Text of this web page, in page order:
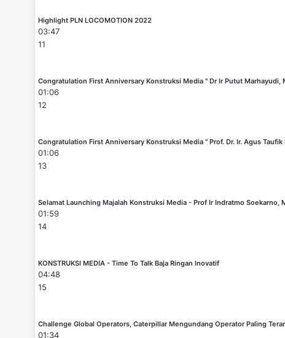
Highlight PLN LOCOMOTION 2022
03:47
11
Congratulation First Anniversary Konstruksi Media " Dr Ir Putut Marhayudi,
01:06
12
Congratulation First Anniversary Konstruksi Media " Prof. Dr. Ir. Agus Taufik
01:06
13
Selamat Launching Majalah Konstruksi Media - Prof Ir Indratmo Soekarno,
01:59
14
KONSTRUKSI MEDIA - Time To Talk Baja Ringan Inovatif
04:48
15
Challenge Global Operators, Caterpillar Mengundang Operator Paling
01:34